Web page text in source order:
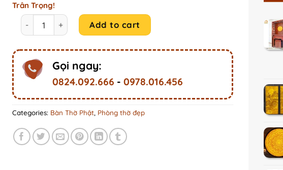
Trân Trọng!
Mẫu phòng thờ triện long phụng đẹp nghiêm trang A15 quantity
Add to cart
Gọi ngay:
0824.092.666 -0978.016.456
Categories: Bàn Thờ Phật Phòng thờ đẹp